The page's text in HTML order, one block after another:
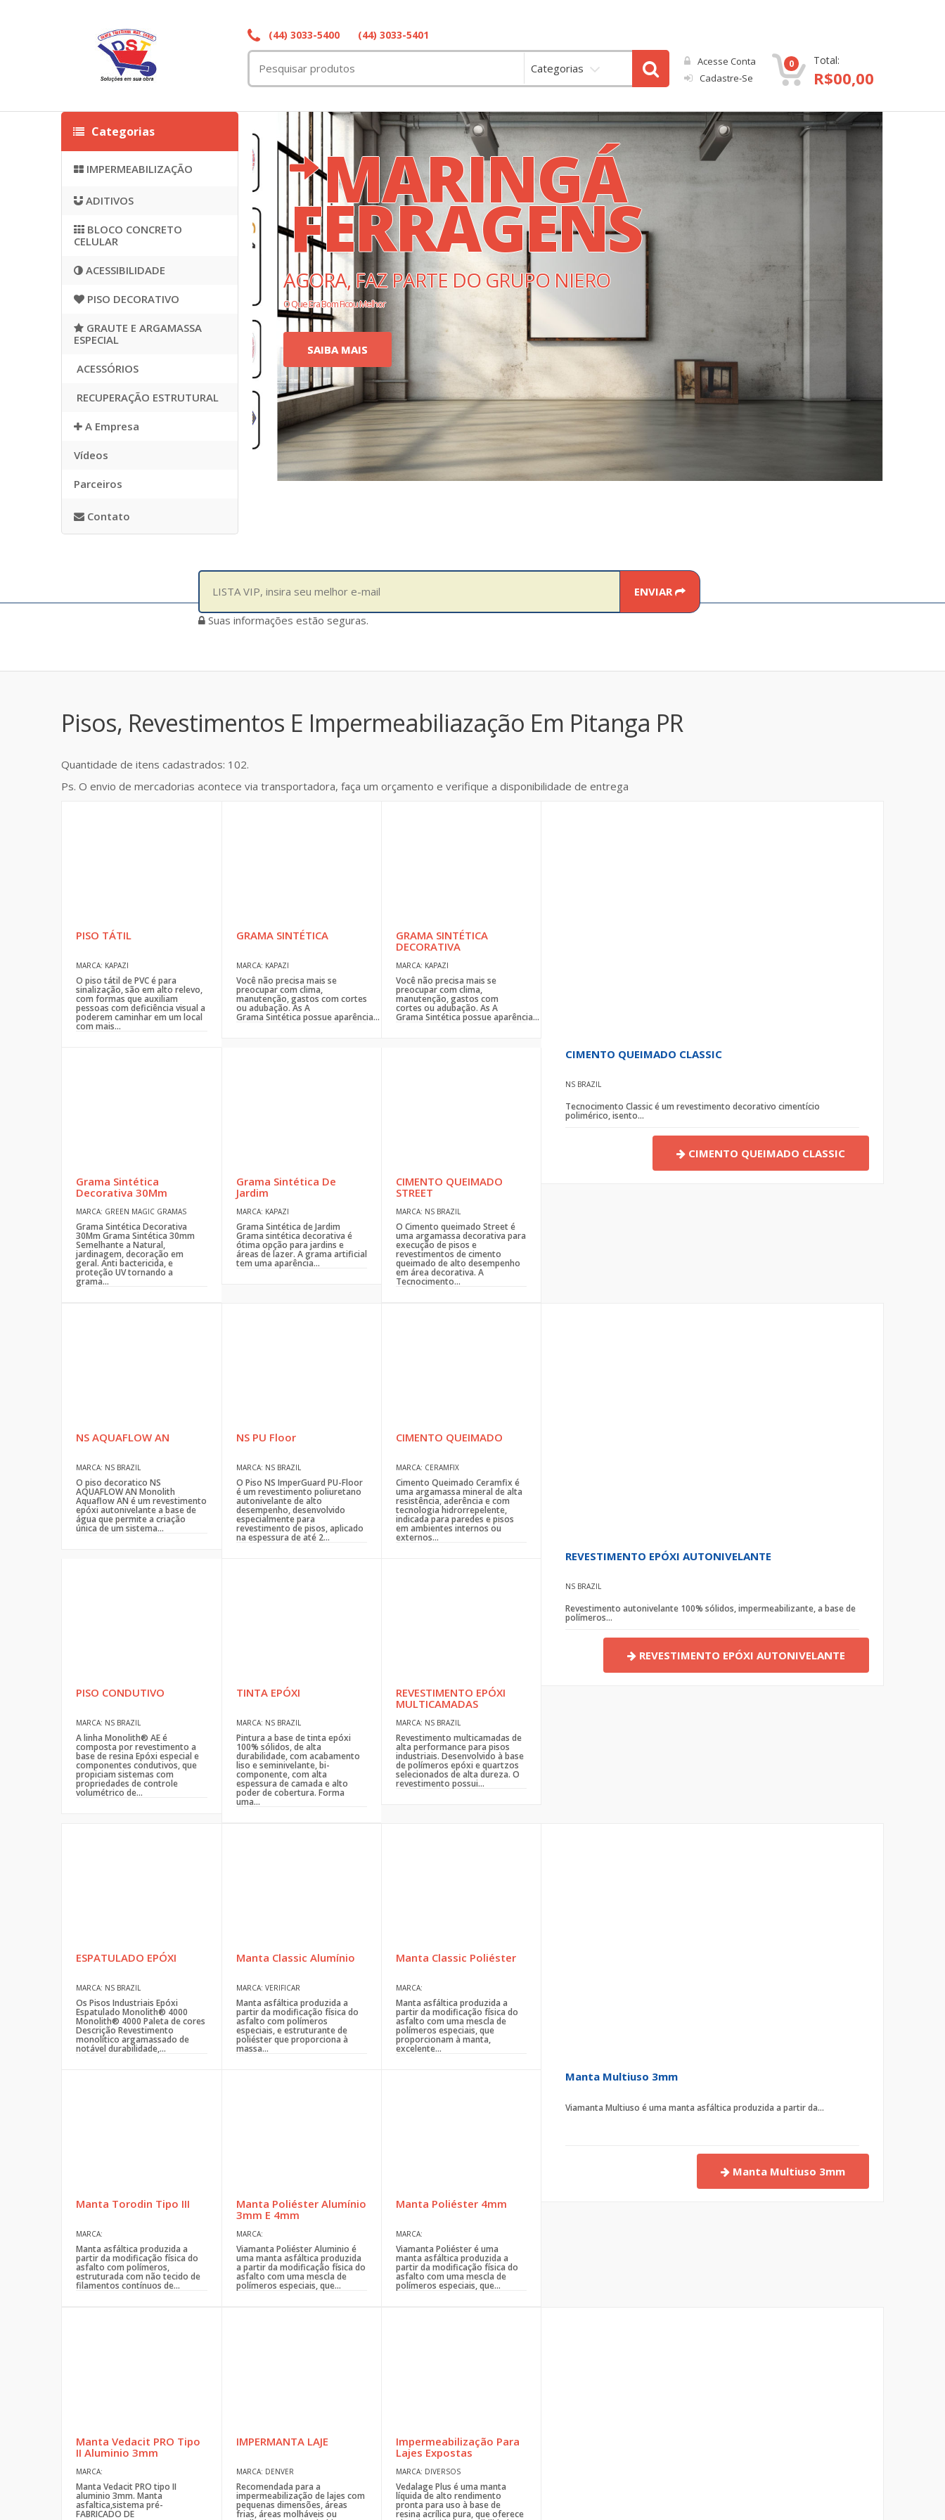
(44) 3033-5400 (44) 3033-5401
Categorias
Acesse Conta
Cadastre-Se
0 Total:
R$00,00
Categorias
IMPERMEABILIZAÇÃO
ADITIVOS
BLOCO CONCRETO
CELULAR
ACESSIBILIDADE
PISO DECORATIVO
GRAUTE E ARGAMASSA
ESPECIAL
ACESSÓRIOS
RECUPERAÇÃO ESTRUTURAL
A Empresa
Vídeos
Parceiros
Contato
MARINGÁ
FERRAGENS
AGORA, FAZ PARTE DO GRUPO NIERO
O Que Era Bom Ficou Melhor
SAIBA MAIS
ENVIAR
Suas informações estão seguras.
Pisos, Revestimentos E Impermeabiliazação Em Pitanga PR
Quantidade de itens cadastrados: 102.
Ps. O envio de mercadorias acontece via transportadora, faça um orçamento e verifique a disponibilidade de entrega
PISO TÁTIL
MARCA: KAPAZI
O piso tátil de PVC é para
sinalização, são em alto relevo,
com formas que auxiliam
pessoas com deficiência visual a
poderem caminhar em um local
com mais...
GRAMA SINTÉTICA
MARCA: KAPAZI
Você não precisa mais se
preocupar com clima,
manutenção, gastos com cortes
ou adubação. As A
Grama Sintética possue aparência...
GRAMA SINTÉTICA
DECORATIVA
MARCA: KAPAZI
Você não precisa mais se
preocupar com clima,
manutenção, gastos com
cortes ou adubação. As A
Grama Sintética possue aparência...
Grama Sintética
Decorativa 30Mm
MARCA: GREEN MAGIC GRAMAS
Grama Sintética Decorativa
30Mm Grama Sintética 30mm
Semelhante a Natural,
jardinagem, decoração em
geral. Anti bactericida, e
proteção UV tornando a
grama...
Grama Sintética De
Jardim
MARCA: KAPAZI
Grama Sintética de Jardim
Grama sintética decorativa é
ótima opção para jardins e
áreas de lazer. A grama artificial
tem uma aparência...
CIMENTO QUEIMADO
STREET
MARCA: NS BRAZIL
O Cimento queimado Street é
uma argamassa decorativa para
execução de pisos e
revestimentos de cimento
queimado de alto desempenho
em área decorativa. A
Tecnocimento...
CIMENTO QUEIMADO CLASSIC
NS BRAZIL
Tecnocimento Classic é um revestimento decorativo cimentício
polimérico, isento...
CIMENTO QUEIMADO CLASSIC
NS AQUAFLOW AN
MARCA: NS BRAZIL
O piso decoratico NS
AQUAFLOW AN Monolith
Aquaflow AN é um revestimento
epóxi autonivelante a base de
água que permite a criação
única de um sistema...
NS PU Floor
MARCA: NS BRAZIL
O Piso NS ImperGuard PU-Floor
é um revestimento poliuretano
autonivelante de alto
desempenho, desenvolvido
especialmente para
revestimento de pisos, aplicado
na espessura de até 2...
CIMENTO QUEIMADO
MARCA: CERAMFIX
Cimento Queimado Ceramfix é
uma argamassa mineral de alta
resistência, aderência e com
tecnologia hidrorrepelente,
indicada para paredes e pisos
em ambientes internos ou
externos...
PISO CONDUTIVO
MARCA: NS BRAZIL
A linha Monolith® AE é
composta por revestimento a
base de resina Epóxi especial e
componentes condutivos, que
propiciam sistemas com
propriedades de controle
volumétrico de...
TINTA EPÓXI
MARCA: NS BRAZIL
Pintura a base de tinta epóxi
100% sólidos, de alta
durabilidade, com acabamento
liso e seminivelante, bi-
componente, com alta
espessura de camada e alto
poder de cobertura. Forma
uma...
REVESTIMENTO EPÓXI
MULTICAMADAS
MARCA: NS BRAZIL
Revestimento multicamadas de
alta performance para pisos
industriais. Desenvolvido à base
de polímeros epóxi e quartzos
selecionados de alta dureza. O
revestimento possui...
REVESTIMENTO EPÓXI AUTONIVELANTE
NS BRAZIL
Revestimento autonivelante 100% sólidos, impermeabilizante, a base de
polímeros...
REVESTIMENTO EPÓXI AUTONIVELANTE
ESPATULADO EPÓXI
MARCA: NS BRAZIL
Os Pisos Industriais Epóxi
Espatulado Monolith® 4000
Monolith® 4000 Paleta de cores
Descrição Revestimento
monolítico argamassado de
notável durabilidade,...
Manta Classic Alumínio
MARCA: VERIFICAR
Manta asfáltica produzida a
partir da modificação física do
asfalto com polímeros
especiais, e estruturante de
poliéster que proporciona à
massa...
Manta Classic Poliéster
MARCA:
Manta asfáltica produzida a
partir da modificação física do
asfalto com uma mescla de
polímeros especiais, que
proporcionam à manta,
excelente...
Manta Torodin Tipo III
MARCA:
Manta asfáltica produzida a
partir da modificação física do
asfalto com polímeros,
estruturada com não tecido de
filamentos contínuos de...
Manta Poliéster Alumínio
3mm E 4mm
MARCA:
Viamanta Poliéster Aluminio é
uma manta asfáltica produzida
a partir da modificação física do
asfalto com uma mescla de
polímeros especiais, que...
Manta Poliéster 4mm
MARCA:
Viamanta Poliéster é uma
manta asfáltica produzida a
partir da modificação física do
asfalto com uma mescla de
polímeros especiais, que...
Manta Multiuso 3mm
Viamanta Multiuso é uma manta asfáltica produzida a partir da...
Manta Multiuso 3mm
Manta Vedacit PRO Tipo
II Aluminio 3mm
MARCA:
Manta Vedacit PRO tipo II
aluminio 3mm. Manta
asfaltica,sistema pré-
FABRICADO DE
IMPERMANTA LAJE
MARCA: DENVER
Recomendada para a
impermeabilização de lajes com
pequenas dimensões, áreas
frias, áreas molháveis ou
Impermeabilização Para
Lajes Expostas
MARCA: DIVERSOS
Vedalage Plus é uma manta
líquida de alto rendimento
pronta para uso à base de
resina acrílica pura, que oferece